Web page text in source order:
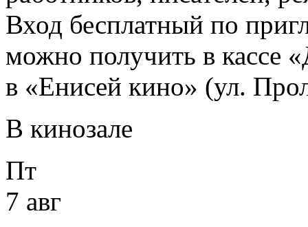
Вход бесплатный по
можно получить в кассе
в «Енисей кино» (ул.
В кинозале
Пт
7 авг